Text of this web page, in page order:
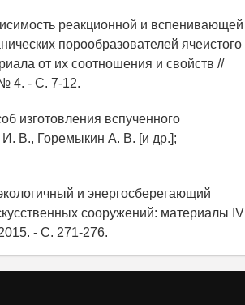
реакционной и вспенивающей
порообразователей ячеистого
от их соотношения и свойств //
№ 4. - С. 7-12.
изготовления вспученного
И. В., Горемыкин А. В. [и др.];
и энергосберегающий
сооружений: материалы IV
- С. 271-276.